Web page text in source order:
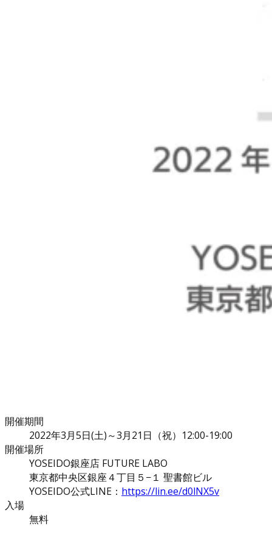
開催期間
2022年3月5日(土)～3月21日（祝）12:00-19:00
開催場所
YOSEIDO銀座店 FUTURE LABO
東京都中央区銀座４丁目５−１ 聖書館ビル
YOSEIDO公式LINE： https://lin.ee/d0lNX5v
入場
無料